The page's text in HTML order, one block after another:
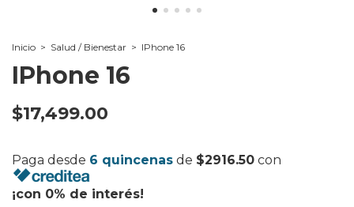
Inicio > Salud / Bienestar > IPhone 16
IPhone 16
$17,499.00
Paga desde 6 quincenas de $2916.50 con
¡con 0% de interés!